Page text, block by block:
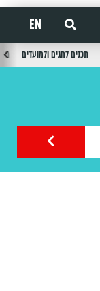
EN
תכנים לחגים ולמועדים